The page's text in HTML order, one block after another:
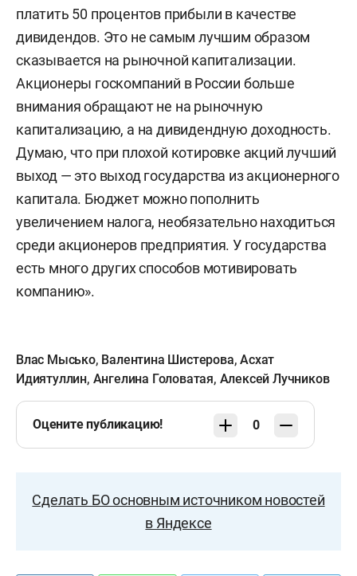
платить 50 процентов прибыли в качестве
дивидендов. Это не самым лучшим образом
сказывается на рыночной капитализации.
Акционеры госкомпаний в России больше
внимания обращают не на рыночную
капитализацию, а на дивидендную доходность.
Думаю, что при плохой котировке акций лучший
выход — это выход государства из акционерного
капитала. Бюджет можно пополнить
увеличением налога, необязательно находиться
среди акционеров предприятия. У государства
есть много других способов мотивировать
компанию».
Влас Мысько, Валентина Шистерова,Асхат
Идиятуллин, Ангелина Головатая, Алексей Лучников
Оцените публикацию! 0
Сделать БО основным источником новостей
в Яндексе